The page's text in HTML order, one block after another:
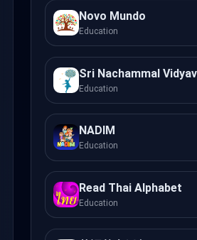
Novo Mundo
Education
Sri Nachammal
Education
NADIM
Education
Read Thai Alphabet
Education